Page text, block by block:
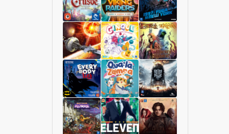
Pianeti
Sconosciuti
Terrorscape
Il
Regno
dei
Funghi
Robinson
Crusoe
Collector
Edition
Viking
Raiders
1997:
Fuga
da
New
York
Starship
Interstellar
Cinque
Sì,
Oscuro
Signore
Luxastra
Batman:
Tutti
Qua
la
Frostpunk